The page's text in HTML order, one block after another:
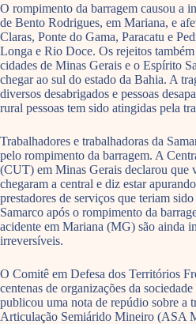
O rompimento da barragem causou a
de Bento Rodrigues, em Mariana, e
Claras, Ponte do Gama, Paracatu e
Longa e Rio Doce. Os rejeitos
cidades de Minas Gerais e o Espírito
chegar ao sul do estado da Bahia. A
diversos desabrigados e pessoas
rural pessoas tem sido atingidas pela
Trabalhadores e trabalhadoras da
pelo rompimento da barragem. A
(CUT) em Minas Gerais declarou que
chegaram a central e diz estar
prestadores de serviços que teriam
Samarco após o rompimento da
acidente em Mariana (MG) são ainda
irreversíveis.
O Comitê em Defesa dos Territórios
centenas de organizações da
publicou uma nota de repúdio sobre a
Articulação Semiárido Mineiro (ASA